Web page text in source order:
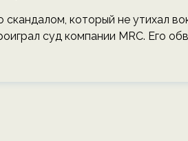
скандалом, который не утихал
суд компании MRC. Его